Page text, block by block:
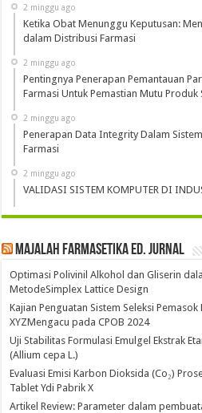
2 minggu ago
Ketika Obat Menunggu Keputusan:
dalam Distribusi Farmasi
2 minggu ago
Pentingnya Penerapan Pemantauan
Farmasi Untuk Pemastian Mutu Produk
2 minggu ago
Penerapan Data Integrity Dalam
Farmasi
2 minggu ago
VALIDASI SISTEM KOMPUTER DI
Majalah Farmasetika Ed. Jurnal
Optimasi Polivinil Alkohol dan Gliserin
MetodeSimplex Lattice Design
Kajian Penguatan Sistem Seleksi
XYZMengacu pada CPOB 2024
Uji Stabilitas Formulasi Emulgel Ekstrak
(Allium cepa L.)
Evaluasi Emisi Karbon Dioksida (Co₂)
Tablet Ydi Pabrik X
Artikel Review: Parameter dalam